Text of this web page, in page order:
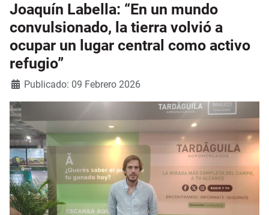
Joaquín Labella: “En un mundo
convulsionado, la tierra volvió a
ocupar un lugar central como activo
refugio”
Detalles
Publicado: 09 Febrero 2026